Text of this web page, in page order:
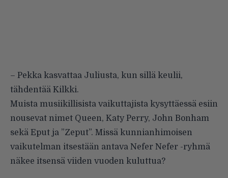
– Pekka kasvattaa Juliusta, kun sillä keulii,
tähdentää Kilkki.
Muista musiikillisista vaikuttajista kysyttäessä esiin
nousevat nimet Queen, Katy Perry, John Bonham
sekä Eput ja ”Zeput”. Missä kunnianhimoisen
vaikutelman itsestään antava Nefer Nefer -ryhmä
näkee itsensä viiden vuoden kuluttua?